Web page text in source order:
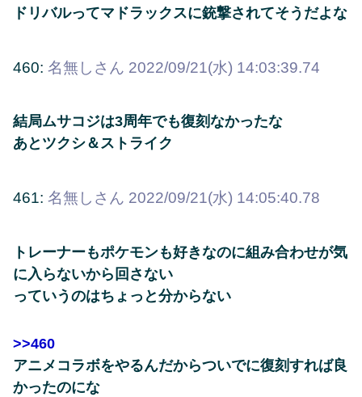
ドリバルってマドラックスに銃撃されてそうだよな
460: 名無しさん 2022/09/21(水) 14:03:39.74
結局ムサコジは3周年でも復刻なかったな
あとツクシ＆ストライク
461: 名無しさん 2022/09/21(水) 14:05:40.78
トレーナーもポケモンも好きなのに組み合わせが気
に入らないから回さない
っていうのはちょっと分からない
>>460
アニメコラボをやるんだからついでに復刻すれば良
かったのにな